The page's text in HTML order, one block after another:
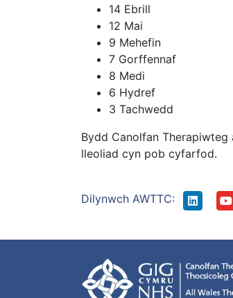
14 Ebrill
12 Mai
9 Mehefin
7 Gorffennaf
8 Medi
6 Hydref
3 Tachwedd
Bydd Canolfan
lleoliad cyn pob cyfarfod.
Dilynwch AWTTC: